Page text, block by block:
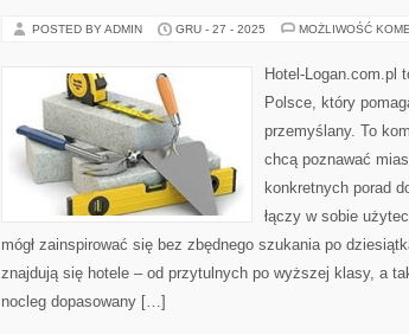
POSTED BY ADMIN GRU - 27 - 2025 MOŻLIWOŚĆ
Hotel-Logan.com.pl
Polsce, który
przemyślany. To
chcą poznawać
konkretnych porad
łączy w sobie
mógł zainspirować się bez zbędnego szukania po
znajdują się hotele – od przytulnych po wyższej klasy, a
nocleg dopasowany […]